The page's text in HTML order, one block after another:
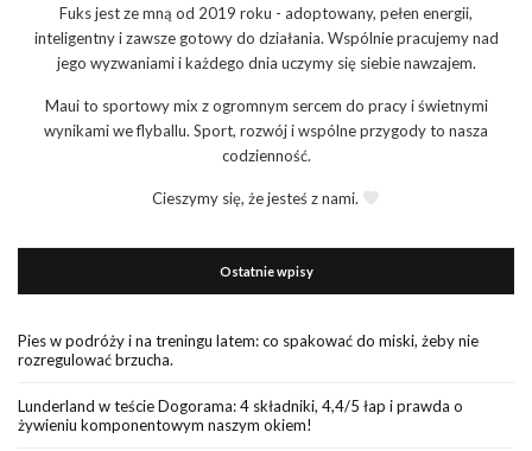
Fuks jest ze mną od 2019 roku - adoptowany, pełen energii,
inteligentny i zawsze gotowy do działania. Wspólnie pracujemy nad
jego wyzwaniami i każdego dnia uczymy się siebie nawzajem.
Maui to sportowy mix z ogromnym sercem do pracy i świetnymi
wynikami we flyballu. Sport, rozwój i wspólne przygody to nasza
codzienność.
Cieszymy się, że jesteś z nami.
Ostatnie wpisy
Pies w podróży i na treningu latem: co spakować do miski, żeby nie
rozregulować brzucha.
Lunderland w teście Dogorama: 4 składniki, 4,4/5 łap i prawda o
żywieniu komponentowym naszym okiem!